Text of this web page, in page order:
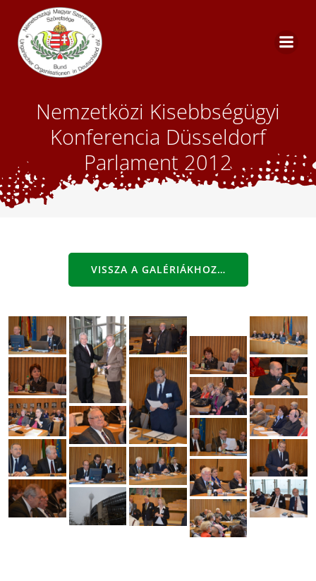
Nemzetközi Kisebbségügyi
Konferencia Düsseldorf
Parlament 2012
VISSZA A GALÉRIÁKHOZ…